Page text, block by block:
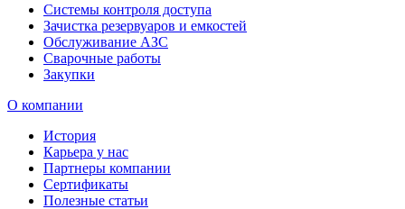
Системы контроля доступа
Зачистка резервуаров и емкостей
Обслуживание АЗС
Сварочные работы
Закупки
О компании
История
Карьера у нас
Партнеры компании
Сертификаты
Полезные статьи